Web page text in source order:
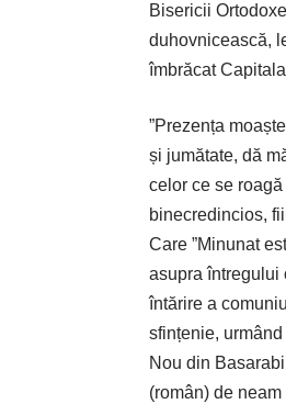
Bisericii
duhovnicească,
îmbrăcat
”Prezența
și jumătate, dă
celor ce se
binecredincios,
Care ”Minunat
asupra întregului
întărire a
sfințenie,
Nou din
(român) de